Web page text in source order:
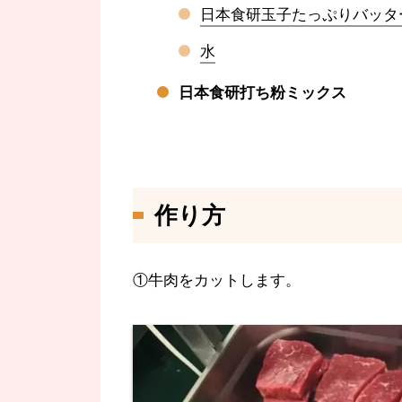
日本食研玉子たっぷりバッタ
水
日本食研打ち粉ミックス
作り方
①牛肉をカットします。